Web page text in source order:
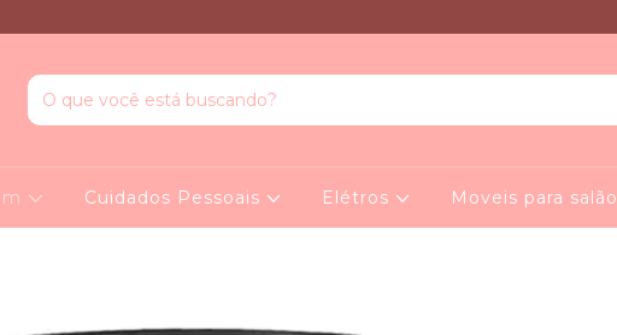
Cuidados Pessoais Elétros Moveis para salão